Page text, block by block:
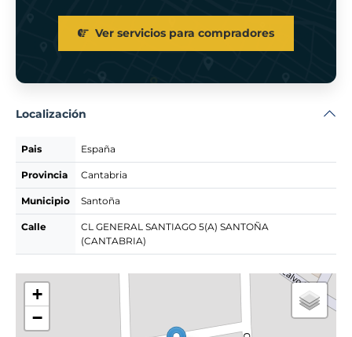
Ver servicios para compradores
Localización
Pais España
Provincia Cantabria
Municipio Santoña
Calle
CL GENERAL SANTIAGO 5(A) SANTOÑA
(CANTABRIA)
+
−